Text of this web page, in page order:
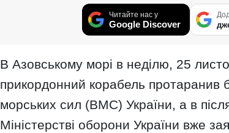
Читайте нас у
Google Discover
В Азовському морі в неділю, 25
прикордонний корабель протаранив
морських сил (ВМС) України, а в
Міністерстві оборони України вже